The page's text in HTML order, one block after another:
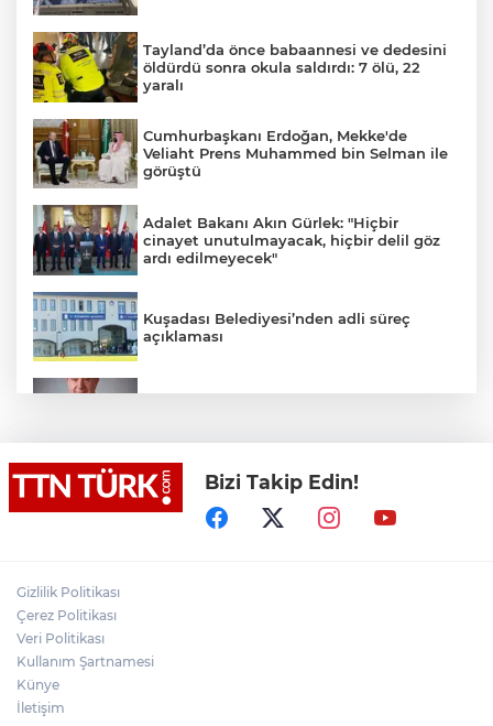
Tayland’da önce babaannesi ve dedesini
öldürdü sonra okula saldırdı: 7 ölü, 22
yaralı
Cumhurbaşkanı Erdoğan, Mekke'de
Veliaht Prens Muhammed bin Selman ile
görüştü
Adalet Bakanı Akın Gürlek: "Hiçbir
cinayet unutulmayacak, hiçbir delil göz
ardı edilmeyecek"
Kuşadası Belediyesi’nden adli süreç
açıklaması
Yeni aldığı motosikletle kaza yapan genç
gözyaşları arasında toprağa verildi
Cumhurbaşkanı Erdoğan, Suudi
Bizi Takip Edin!
Gizlilik Politikası
Çerez Politikası
Veri Politikası
Kullanım Şartnamesi
Künye
İletişim